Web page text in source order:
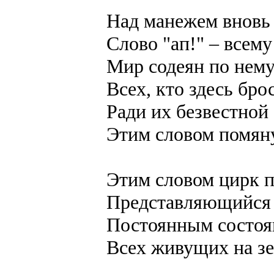
Над манежем вновь
Слово "ап!" –
Мир содеян по
Всех, кто здесь
Ради их
Этим словом
Этим словом цирк
Постоянным
Всех живущих на